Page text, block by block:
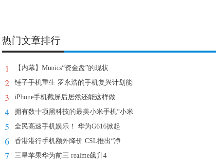
热门文章排行
1 【内幕】Munics“资金盘”的现状
2 锤子手机重生 罗永浩的手机复兴计划能
3 iPhone手机截屏后居然还能这样做
4 拥有数十项黑科技的最美小米手机“小米
5 全民高速手机娱乐！ 华为G616掀起
6 香港港行手机额外降价 CSL推出“净
7 三星苹果华为前三 realme飙升4